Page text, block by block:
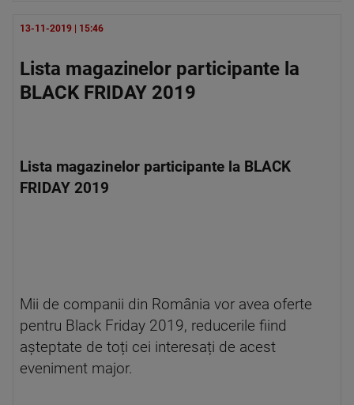
13-11-2019 | 15:46
Lista magazinelor participante la
BLACK FRIDAY 2019
Lista magazinelor participante la BLACK
FRIDAY 2019
Mii de companii din România vor avea oferte
pentru Black Friday 2019, reducerile fiind
așteptate de toți cei interesați de acest
eveniment major.